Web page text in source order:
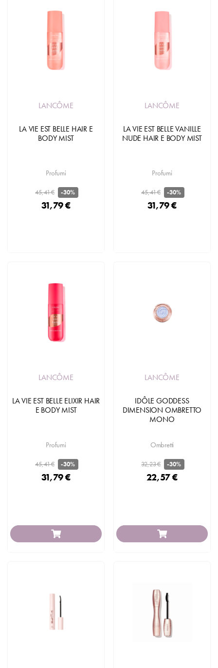
LANCÔME
LA VIE EST BELLE HAIR E
BODY MIST
Profumi
45,41 € -30%
31,79 €
LANCÔME
LA VIE EST BELLE VANILLE
NUDE HAIR E BODY MIST
Profumi
45,41 € -30%
31,79 €
LANCÔME
LA VIE EST BELLE ELIXIR HAIR
E BODY MIST
Profumi
45,41 € -30%
31,79 €
LANCÔME
IDÔLE GODDESS
DIMENSION OMBRETTO
MONO
Ombretti
32,23 € -30%
22,57 €